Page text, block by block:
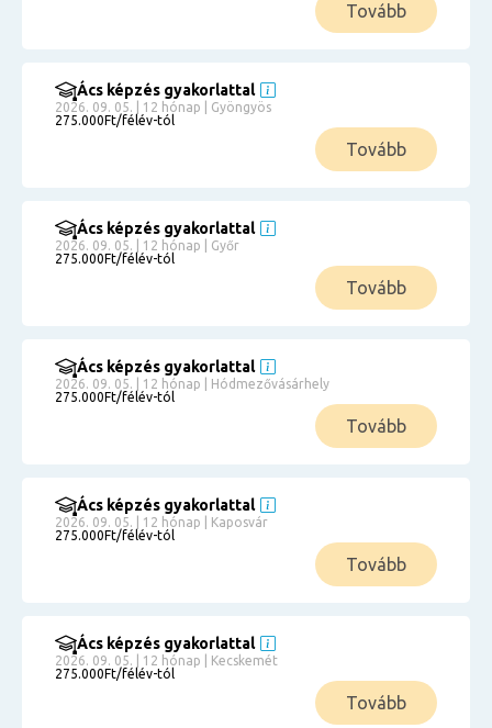
Tovább
Ács képzés gyakorlattal
2026. 09. 05. | 12 hónap | Gyöngyös
275.000Ft/félév-tól
Tovább
Ács képzés gyakorlattal
2026. 09. 05. | 12 hónap | Győr
275.000Ft/félév-tól
Tovább
Ács képzés gyakorlattal
2026. 09. 05. | 12 hónap | Hódmezővásárhely
275.000Ft/félév-tól
Tovább
Ács képzés gyakorlattal
2026. 09. 05. | 12 hónap | Kaposvár
275.000Ft/félév-tól
Tovább
Ács képzés gyakorlattal
2026. 09. 05. | 12 hónap | Kecskemét
275.000Ft/félév-tól
Tovább